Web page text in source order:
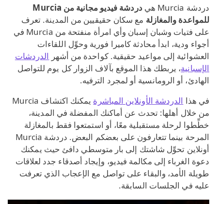
دردشة Murcia هي
دردشة فيديو مجانية من Murcia
للمواعدة والمغازلة مع سكان حقيقيين من المدينة. تعرف
على فتيات وشبان إسبان وأي امرأة منفتحة من Murcia في
أجواء ودية، ابدأ محادثة كاميرا فورية وحوِّل اللقاءات
العشوائية إلى مواعيد حقيقية. كواحدة من أشهر الدردشات
الإسبانية، يربطك هذا الموقع بآلاف الزوار كل يوم للتواصل
الهادئ، أو الرومانسية أو لمجرد الترفيه.
في هذا الدردشة الأونلاين المباشرة
يمكنك اكتشاف Murcia
من خلال أهلها: تحدث عن أماكنك المفضلة في المدينة،
خطِّطوا لرحلة مستقبلية معًا، أو استمتعوا فقط بالمغازلة
المرحة بينما تتعارفون على بعضكم البعض. دردشة Murcia
أونلاين تحوِّل شاشتك إلى بار متوسطي دافئ حيث يمكنك
دعوة الغرباء إلى مكالمة فيديو، وإيجاد أصدقاء جدد لعلاقات
طويلة الأمد، والبقاء على تواصل مع الإعجاب الذي تعرفت
عليه في الجلسات السابقة.